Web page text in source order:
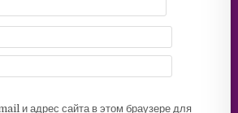
и адрес сайта в этом браузере для